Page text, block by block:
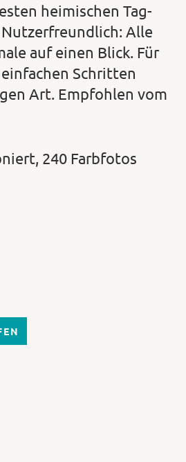
heimischen Tag-
Alle
auf einen Blick. Für
Schritten
Art. Empfohlen vom
240 Farbfotos